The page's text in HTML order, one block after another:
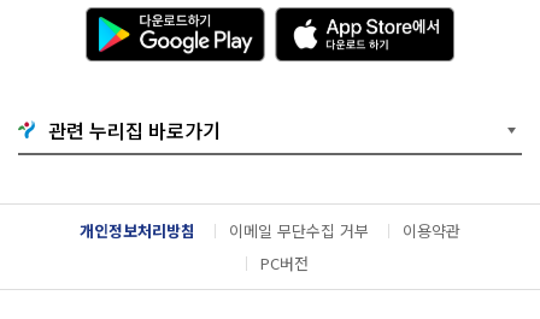
다
운
로
기
G
o
g
l
e
l
A
p
p
e
서
다
운
드
관련 누리집 바로가기
개인정보처리방침 이메일 무단수집 거부
이용약관
PC버전